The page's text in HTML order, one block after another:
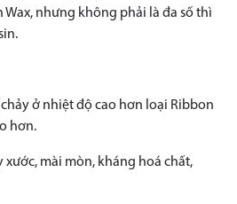
nhưng không phải là đa số thì
ở nhiệt độ cao hơn loại Ribbon
hơn.
xước, mài mòn, kháng hoá chất,